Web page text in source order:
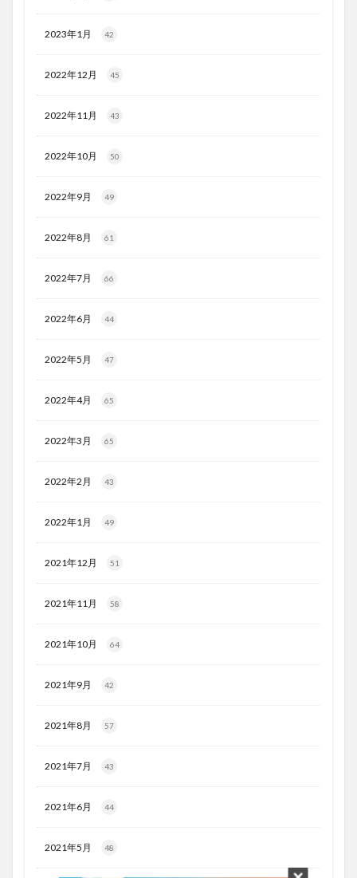
2023年1月 42
2022年12月 45
2022年11月 43
2022年10月 50
2022年9月 49
2022年8月 61
2022年7月 66
2022年6月 44
2022年5月 47
2022年4月 65
2022年3月 65
2022年2月 43
2022年1月 49
2021年12月 51
2021年11月 58
2021年10月 64
2021年9月 42
2021年8月 57
2021年7月 43
2021年6月 44
2021年5月 48